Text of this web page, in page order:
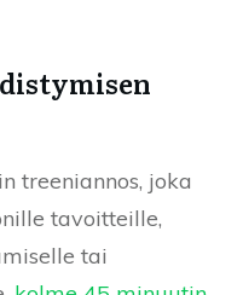
treeniannos, joka
tavoitteille,
tai